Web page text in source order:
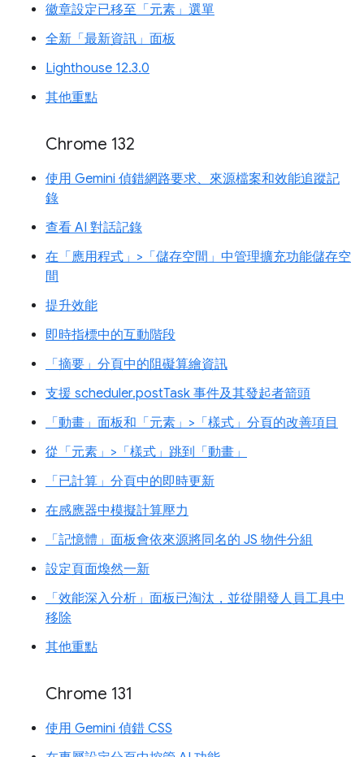
徽章設定已移至「元素」選單
全新「最新資訊」面板
Lighthouse 12.3.0
其他重點
Chrome 132
使用 Gemini 偵錯網路要求、來源檔案和效能追蹤記
錄
查看 AI 對話記錄
在「應用程式」>「儲存空間」中管理擴充功能儲存空
間
提升效能
即時指標中的互動階段
「摘要」分頁中的阻礙算繪資訊
支援 scheduler.postTask 事件及其發起者箭頭
「動畫」面板和「元素」>「樣式」分頁的改善項目
從「元素」>「樣式」跳到「動畫」
「已計算」分頁中的即時更新
在感應器中模擬計算壓力
「記憶體」面板會依來源將同名的 JS 物件分組
設定頁面煥然一新
「效能深入分析」面板已淘汰，並從開發人員工具中
移除
其他重點
Chrome 131
使用 Gemini 偵錯 CSS